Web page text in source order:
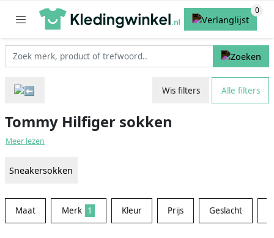
Wis filters Alle filters
Tommy Hilfiger sokken
Meer lezen
Sneakersokken
Maat Merk 1 Kleur Prijs Geslacht